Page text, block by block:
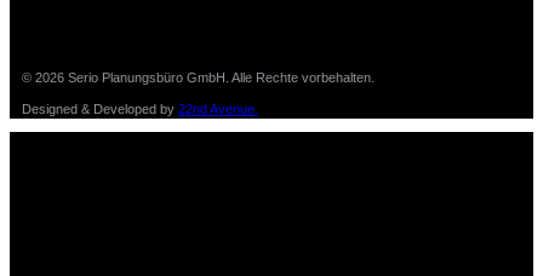
© 2026 Serio Planungsbüro GmbH. Alle Rechte vorbehalten.
Designed & Developed by 22nd Avenue.